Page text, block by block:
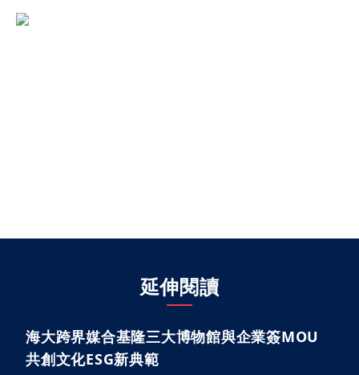
延伸閱讀
海大跨界媒合基隆三大博物館與企業簽MOU
共創文化ESG新典範